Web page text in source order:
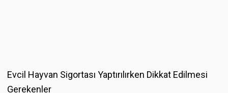
Evcil Hayvan Sigortası Yaptırılırken Dikkat Edilmesi
Gerekenler